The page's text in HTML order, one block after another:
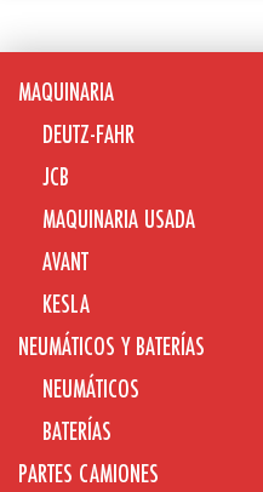
MAQUINARIA
DEUTZ-FAHR
JCB
MAQUINARIA USADA
AVANT
KESLA
NEUMÁTICOS Y BATERÍAS
NEUMÁTICOS
BATERÍAS
PARTES CAMIONES